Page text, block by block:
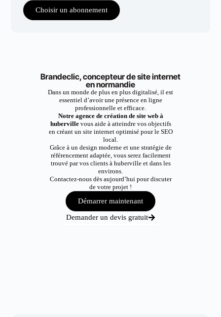
Choisir un abonnement
Brandeclic, concepteur de site internet
en normandie
Dans un monde de plus en plus digitalisé, il est
essentiel d’avoir une présence en ligne
professionnelle et efficace.
Notre agence de création de site web à
hubervillevous aide à atteindre vos objectifs
en créant un site internet optimisé pour le SEO
local.
Grâce à un design moderne et une stratégie de
référencement adaptée, vous serez facilement
trouvé par vos clients à huberville et dans les
environs.
Contactez-nous dès aujourd’hui pour discuter
de votre projet !
Démarrer maintenant
Demander un devis gratuit